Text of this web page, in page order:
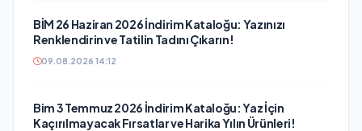
BİM 26 Haziran 2026 İndirim Kataloğu: Yazınızı
Renklendirin ve Tatilin Tadını Çıkarın!
09.08.2026 14:12
Bim 3 Temmuz 2026 İndirim Kataloğu: Yaz İçin
Kaçırılmayacak Fırsatlar ve Harika Yılın Ürünleri!